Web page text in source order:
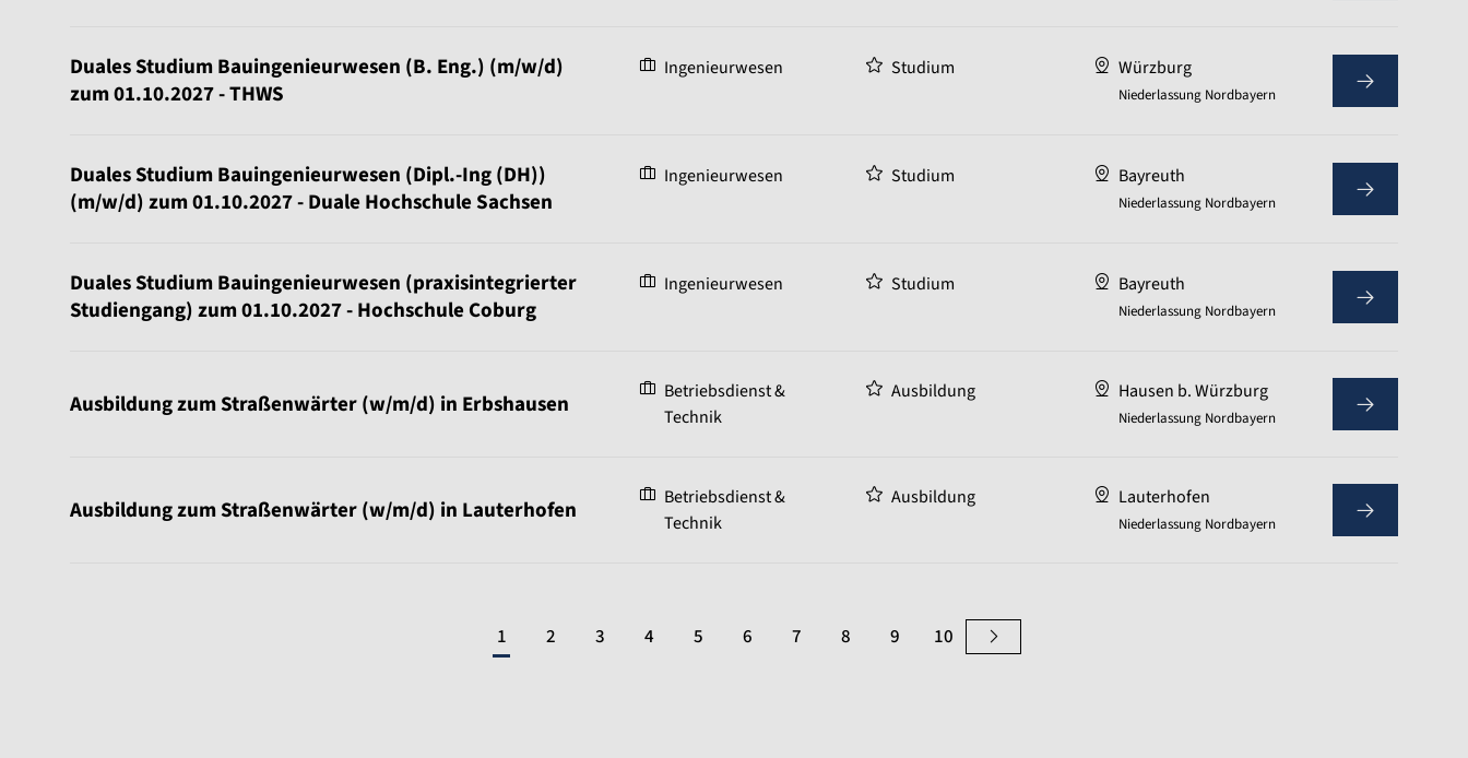
Duales Studium Bauingenieurwesen (B. Eng.) (m/w/d)
zum 01.10.2027 - THWS
Ingenieurwesen Studium Würzburg
Niederlassung Nordbayern
Duales Studium Bauingenieurwesen (Dipl.-Ing (DH))
(m/w/d) zum 01.10.2027 - Duale Hochschule Sachsen
Ingenieurwesen Studium Bayreuth
Niederlassung Nordbayern
Duales Studium Bauingenieurwesen (praxisintegrierter
Studiengang) zum 01.10.2027 - Hochschule Coburg
Ingenieurwesen Studium Bayreuth
Niederlassung Nordbayern
Ausbildung zum Straßenwärter (w/m/d) in Erbshausen
Betriebsdienst &
Technik
Ausbildung Hausen b. Würzburg
Niederlassung Nordbayern
Ausbildung zum Straßenwärter (w/m/d) in Lauterhofen
Betriebsdienst &
Technik
Ausbildung Lauterhofen
Niederlassung Nordbayern
1 2 3 4 5 6 7 8 9 10